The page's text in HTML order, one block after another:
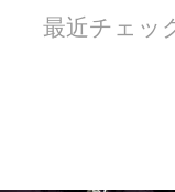
最近チェッ